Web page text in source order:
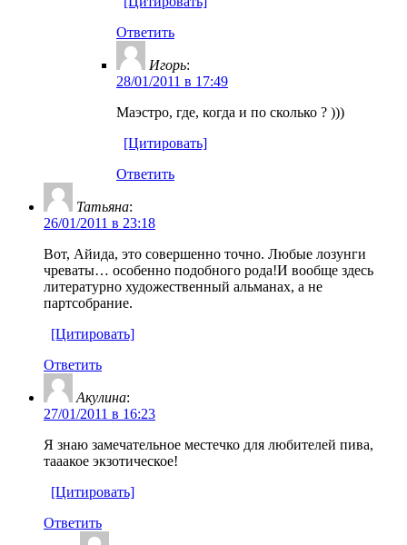
Ответить
Игорь:
28/01/2011 в 17:49
Маэстро, где, когда и по сколько ? )))
[Цитировать]
Ответить
Татьяна:
26/01/2011 в 23:18
Вот, Айида, это совершенно точно. Любые лозунги
чреваты… особенно подобного рода!И вообще здесь
литературно художественный альманах, а не
партсобрание.
[Цитировать]
Ответить
Акулина:
27/01/2011 в 16:23
Я знаю замечательное местечко для любителей пива,
тааакое экзотическое!
[Цитировать]
Ответить